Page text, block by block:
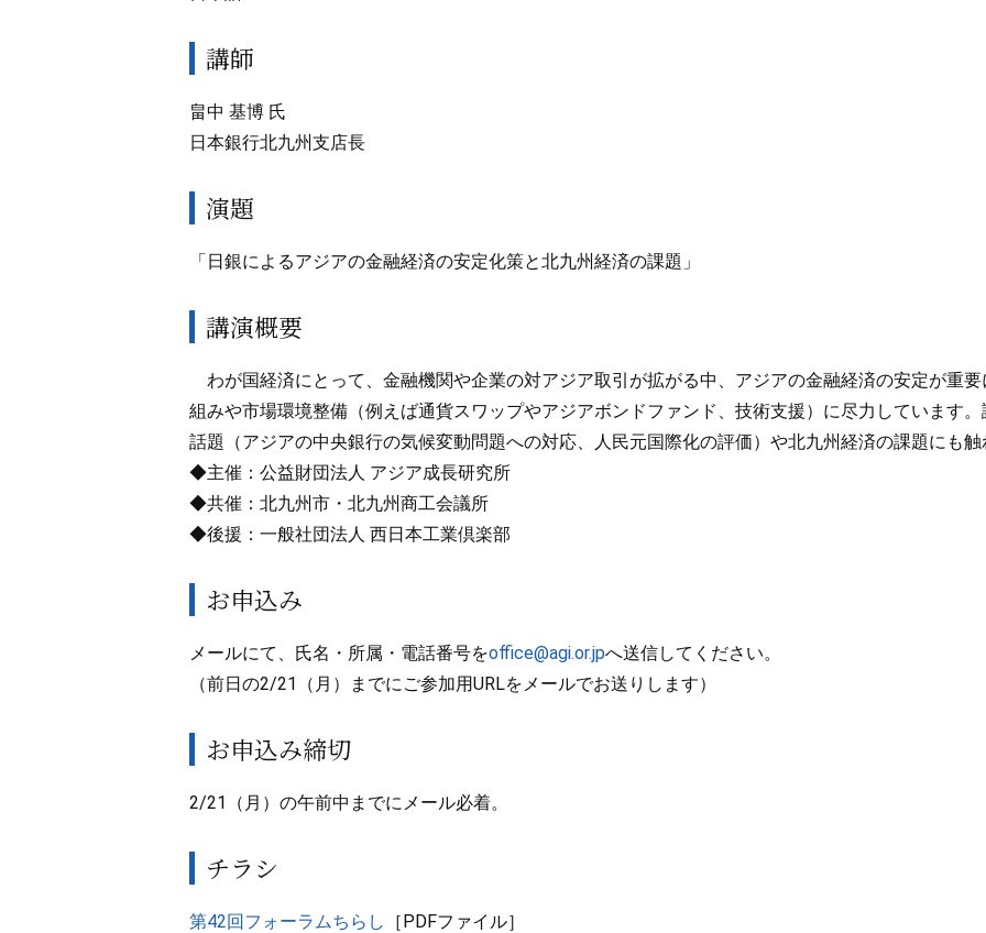
講師
畠中 基博 氏
日本銀行北九州支店長
演題
「日銀によるアジアの金融経済の安定化策と北九州経済の課題」
講演概要
わが国経済にとって、金融機関や企業の対アジア取引が拡がる中、アジアの金融経済の安定が重
組みや市場環境整備（例えば通貨スワップやアジアボンドファンド、技術支援）に尽力しています
話題（アジアの中央銀行の気候変動問題への対応、人民元国際化の評価）や北九州経済の課題にも
◆主催：公益財団法人 アジア成長研究所
◆共催：北九州市・北九州商工会議所
◆後援：一般社団法人 西日本工業倶楽部
お申込み
メールにて、氏名・所属・電話番号をoffice@agi.or.jpへ送信してください。
（前日の2/21（月）までにご参加用URLをメールでお送りします）
お申込み締切
2/21（月）の午前中までにメール必着。
チラシ
第42回フォーラムちらし ［PDFファイル］